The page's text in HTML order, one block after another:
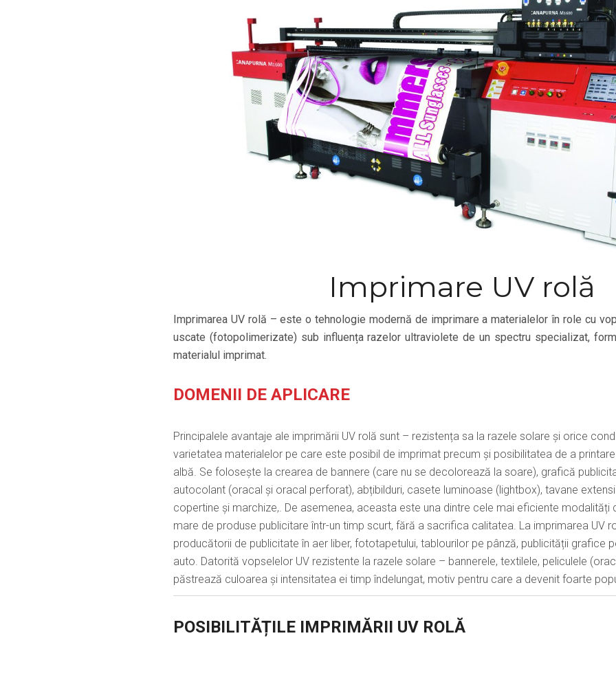
Imprimare UV rolă
Imprimarea UV rolă – este o tehnologie modernă de imprimare a materialelor în role cu
uscate (fotopolimerizate) sub influența razelor ultraviolete de un spectru specializat,
materialul imprimat.
DOMENII DE APLICARE
Principalele avantaje ale imprimării UV rolă sunt – rezistența sa la razele solare și orice
varietatea materialelor pe care este posibil de imprimat precum și posibilitatea de a
albă. Se folosește la crearea de bannere (care nu se decolorează la soare), grafică
autocolant (oracal și oracal perforat), abțibilduri, casete luminoase (lightbox), tavane
copertine și marchize,. De asemenea, aceasta este una dintre cele mai eficiente
mare de produse publicitare într-un timp scurt, fără a sacrifica calitatea. La imprimarea UV
producătorii de publicitate în aer liber, fototapetului, tablourilor pe pânză, publicității grafice
auto. Datorită vopselelor UV rezistente la razele solare – bannerele, textilele, peliculele
păstrează culoarea și intensitatea ei timp îndelungat, motiv pentru care a devenit foarte
POSIBILITĂȚILE IMPRIMĂRII UV ROLĂ